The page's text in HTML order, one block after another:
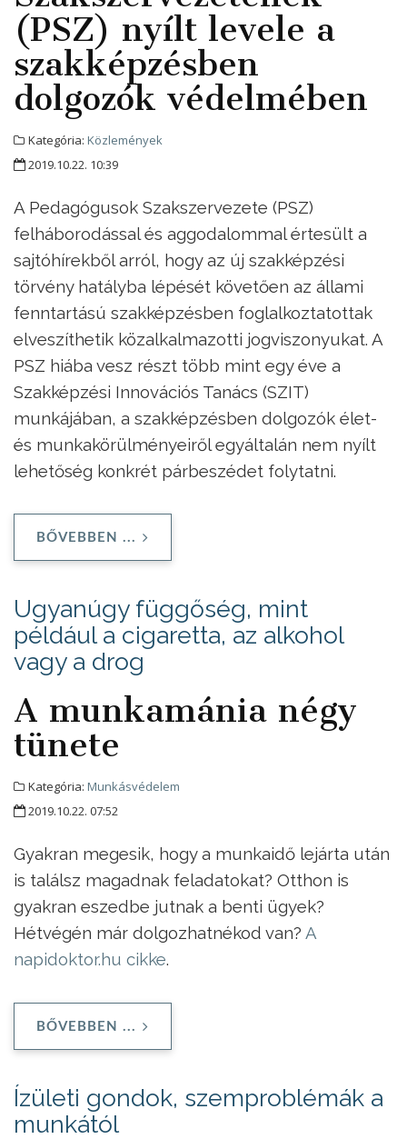
(PSZ) nyílt levele a
szakképzésben
dolgozók védelmében
Kategória: Közlemények
2019.10.22. 10:39
A Pedagógusok Szakszervezete (PSZ)
felháborodással és aggodalommal értesült a
sajtóhírekből arról, hogy az új szakképzési
törvény hatályba lépését követően az állami
fenntartású szakképzésben foglalkoztatottak
elveszíthetik közalkalmazotti jogviszonyukat. A
PSZ hiába vesz részt több mint egy éve a
Szakképzési Innovációs Tanács (SZIT)
munkájában, a szakképzésben dolgozók élet-
és munkakörülményeiről egyáltalán nem nyílt
lehetőség konkrét párbeszédet folytatni.
BŐVEBBEN ...
Ugyanúgy függőség, mint
például a cigaretta, az alkohol
vagy a drog
A munkamánia négy
tünete
Kategória: Munkásvédelem
2019.10.22. 07:52
Gyakran megesik, hogy a munkaidő lejárta után
is találsz magadnak feladatokat? Otthon is
gyakran eszedbe jutnak a benti ügyek?
Hétvégén már dolgozhatnékod van? A
napidoktor.hu cikke.
BŐVEBBEN ...
Ízületi gondok, szemproblémák a
munkától